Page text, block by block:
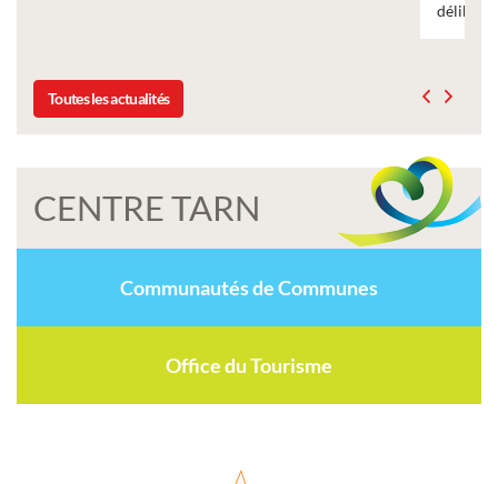
délibération du conseil municipal du 19 décembre 2025
Toutes les actualités
CENTRE TARN
Communautés de Communes
Office du Tourisme